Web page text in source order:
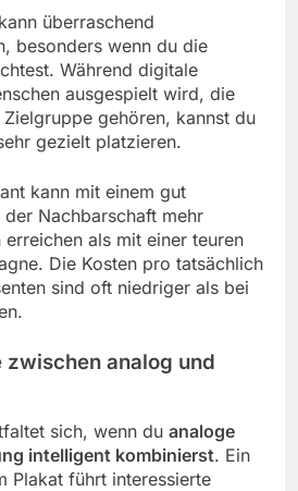
überraschend
besonders wenn du die
Während digitale
ausgespielt wird, die
gehören, kannst du
gezielt platzieren.
kann mit einem gut
Nachbarschaft mehr
als mit einer teuren
Die Kosten pro tatsächlich
sind oft niedriger als bei
analog und
sich, wenn du analoge
intelligent kombinierst. Ein
Plakat führt interessierte